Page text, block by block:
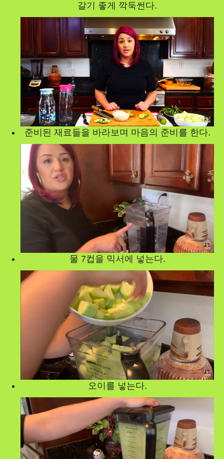
갈기 좋게 깍둑썬다.
준비된 재료들을 바라보며 마음의 준비를 한다.
물 7컵을 믹서에 넣는다.
오이를 넣는다.